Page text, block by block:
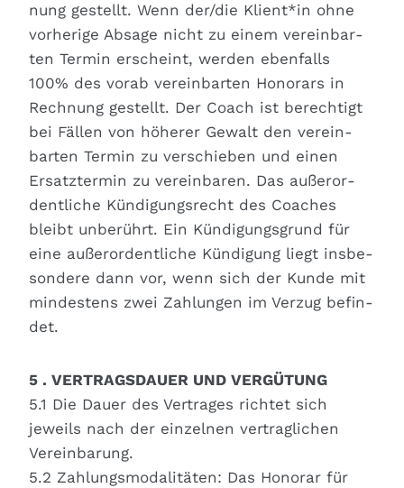
nung gestellt. Wenn der/die Klient*in ohne
vor­he­ri­ge Absa­ge nicht zu einem ver­ein­bar­
ten Ter­min erscheint, wer­den eben­falls
100% des vor­ab ver­ein­bar­ten Hono­rars in
Rech­nung gestellt. Der Coach ist berech­tigt
bei Fäl­len von höhe­rer Gewalt den ver­ein­
bar­ten Ter­min zu ver­schie­ben und einen
Ersatz­ter­min zu ver­ein­ba­ren. Das außer­or­
dent­li­che Kün­di­gungs­recht des Coa­ches
bleibt unbe­rührt. Ein Kün­di­gungs­grund für
eine außer­or­dent­li­che Kün­di­gung liegt ins­be­
son­de­re dann vor, wenn sich der Kun­de mit
min­des­tens zwei Zah­lun­gen im Ver­zug befin­
det.
5 . VERTRAGSDAUER UND VERGÜTUNG
5.1 Die Dau­er des Ver­tra­ges rich­tet sich
jeweils nach der ein­zel­nen ver­trag­li­chen
Ver­ein­ba­rung.
5.2 Zah­lungs­mo­da­li­tä­ten: Das Hono­rar für